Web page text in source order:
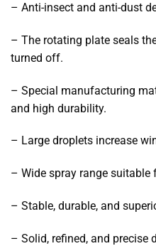
– Anti-insect and anti-dust
– The rotating plate seals
turned off.
– Special manufacturing
and high durability.
– Large droplets increase
– Wide spray range suitable
– Stable, durable, and
– Solid, refined, and precise